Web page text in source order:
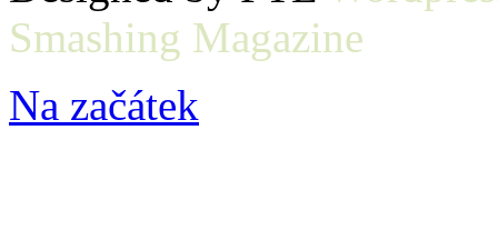
Smashing Magazine
Na začátek